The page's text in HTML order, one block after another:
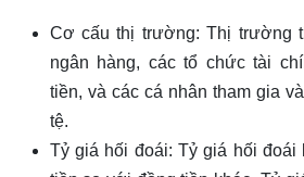
Cơ cấu thị trường: Thị trường
ngân hàng, các tổ chức tài
tiền, và các cá nhân tham gia
tệ.
Tỷ giá hối đoái: Tỷ giá hối đoái